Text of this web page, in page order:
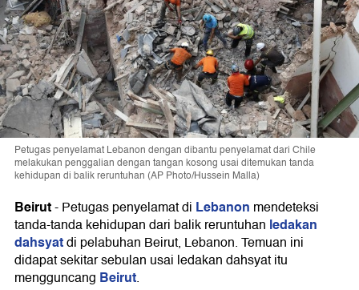
Petugas penyelamat Lebanon dengan dibantu penyelamat dari Chile
melakukan penggalian dengan tangan kosong usai ditemukan tanda
kehidupan di balik reruntuhan (AP Photo/Hussein Malla)
Beirut-Petugas penyelamat di Lebanon mendeteksi
tanda-tanda kehidupan dari balik reruntuhan ledakan
dahsyatdi pelabuhan Beirut, Lebanon. Temuan ini
didapat sekitar sebulan usai ledakan dahsyat itu
mengguncang Beirut.